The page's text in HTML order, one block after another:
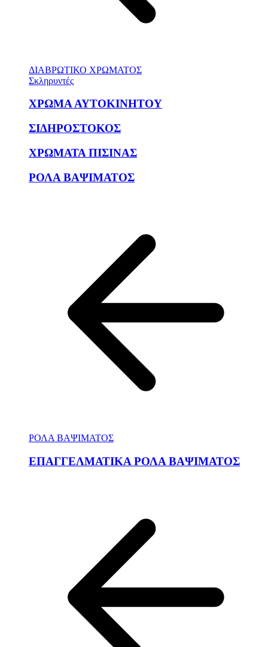
ΔΙΑΒΡΩΤΙΚΟ ΧΡΩΜΑΤΟΣ
Σκληρυντές
ΧΡΩΜΑ ΑΥΤΟΚΙΝΗΤΟΥ
ΣΙΔΗΡΟΣΤΟΚΟΣ
ΧΡΩΜΑΤΑ ΠΙΣΙΝΑΣ
ΡΟΛΑ ΒΑΨΙΜΑΤΟΣ
ΡΟΛΑ ΒΑΨΙΜΑΤΟΣ
ΕΠΑΓΓΕΛΜΑΤΙΚΑ ΡΟΛΑ ΒΑΨΙΜΑΤΟΣ